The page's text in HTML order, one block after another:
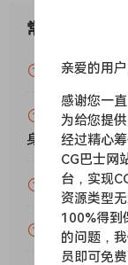
– 最多 20 个力度层
– 定制音板模拟 DSP
– 踏板噪音增强
– 力度和持续时间
– 多种力度的 Una
– 原生 64 位支持
– 音色转换、参数
能力
– 采用独有的采样
常见问题
VIP资源或
赞助包月
身VIP）吗？
为什么付款
账号可以分
亲爱的用户
感谢您一
为给您提
经过精心
CG巴士网
台，实现
资源类型
100%得到
的问题，
员即可免